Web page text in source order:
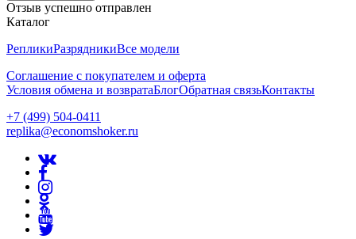
Отзыв успешно отправлен
Каталог
РепликиРазрядникиВсе модели
Соглашение с покупателем и оферта
Условия обмена и возвратаБлогОбратная связьКонтакты
+7 (499) 504-0411
replika@economshoker.ru